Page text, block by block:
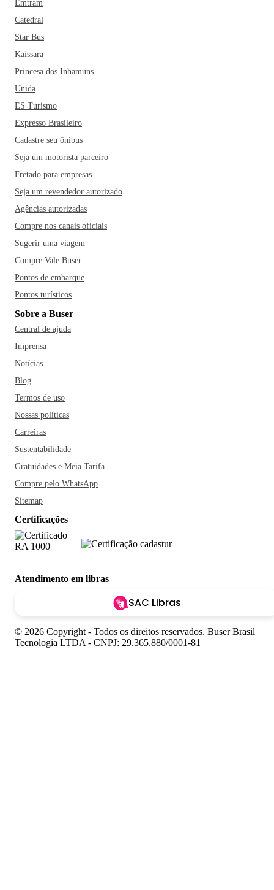
Emtram
Catedral
Star Bus
Kaissara
Princesa dos Inhamuns
Unida
ES Turismo
Expresso Brasileiro
Cadastre seu ônibus
Seja um motorista parceiro
Fretado para empresas
Seja um revendedor autorizado
Agências autorizadas
Compre nos canais oficiais
Sugerir uma viagem
Compre Vale Buser
Pontos de embarque
Pontos turísticos
Sobre a Buser
Central de ajuda
Imprensa
Notícias
Blog
Termos de uso
Nossas políticas
Carreiras
Sustentabilidade
Gratuidades e Meia Tarifa
Compre pelo WhatsApp
Sitemap
Certificações
Atendimento em libras
SAC Libras
© 2026 Copyright - Todos os direitos reservados. Buser Brasil
Tecnologia LTDA - CNPJ: 29.365.880/0001-81